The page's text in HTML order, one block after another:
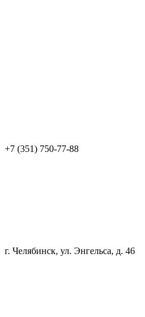
+7 (351) 750-77-88
г. Челябинск, ул. Энгельса, д. 46